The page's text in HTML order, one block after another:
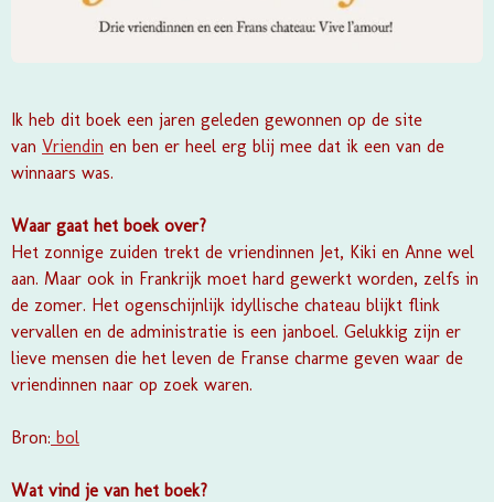
Ik heb dit boek een jaren geleden gewonnen op de site
van Vriendin en ben er heel erg blij mee dat ik een van de
winnaars was.
Waar gaat het boek over?
Het zonnige zuiden trekt de vriendinnen Jet, Kiki en Anne wel
aan. Maar ook in Frankrijk moet hard gewerkt worden, zelfs in
de zomer. Het ogenschijnlijk idyllische chateau blijkt flink
vervallen en de administratie is een janboel. Gelukkig zijn er
lieve mensen die het leven de Franse charme geven waar de
vriendinnen naar op zoek waren.
Bron: bol
Wat vind je van het boek?